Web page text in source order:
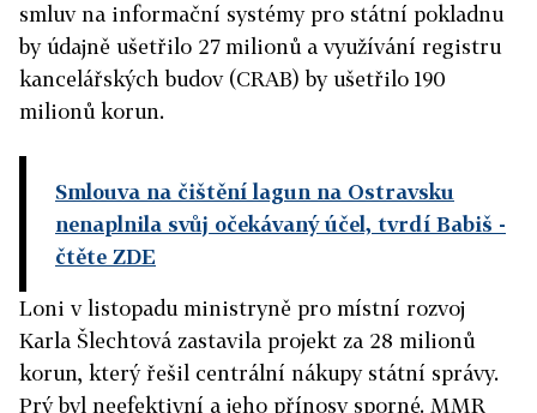
smluv na informační systémy pro státní pokladnu
by údajně ušetřilo 27 milionů a využívání registru
kancelářských budov (CRAB) by ušetřilo 190
milionů korun.
Smlouva na čištění lagun na Ostravsku
nenaplnila svůj očekávaný účel, tvrdí Babiš -
čtěte ZDE
Loni v listopadu ministryně pro místní rozvoj
Karla Šlechtová zastavila projekt za 28 milionů
korun, který řešil centrální nákupy státní správy.
Prý byl neefektivní a jeho přínosy sporné. MMR